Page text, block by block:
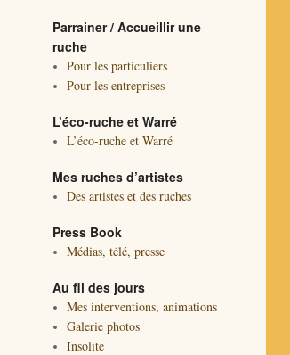
Parrainer / Accueillir une
ruche
Pour les particuliers
Pour les entreprises
L’éco-ruche et Warré
L’éco-ruche et Warré
Mes ruches d’artistes
Des artistes et des ruches
Press Book
Médias, télé, presse
Au fil des jours
Mes interventions, animations
Galerie photos
Insolite